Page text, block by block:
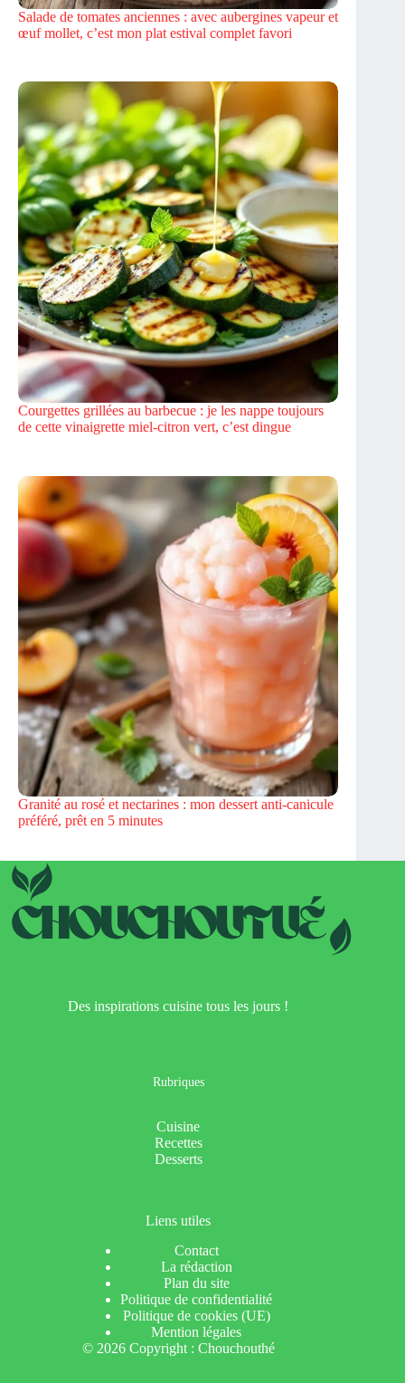
Salade de tomates anciennes : avec aubergines vapeur et
œuf mollet, c’est mon plat estival complet favori
Courgettes grillées au barbecue : je les nappe toujours
de cette vinaigrette miel-citron vert, c’est dingue
Granité au rosé et nectarines : mon dessert anti-canicule
préféré, prêt en 5 minutes
Des inspirations cuisine tous les jours !
Rubriques
Cuisine
Recettes
Desserts
Liens utiles
Contact
La rédaction
Plan du site
Politique de confidentialité
Politique de cookies (UE)
Mention légales
© 2026 Copyright : Chouchouthé